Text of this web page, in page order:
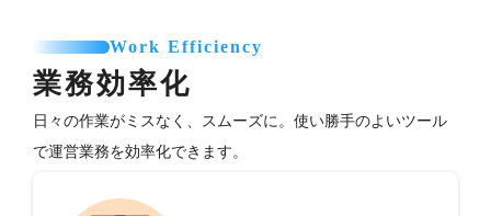
Work Efficiency
業務効率化
日々の作業がミスなく、スムーズに。使い勝手のよいツール
で運営業務を効率化できます。